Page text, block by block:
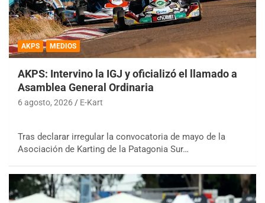
AKPS MEDIOS
AKPS: Intervino la IGJ y oficializó el llamado a
Asamblea General Ordinaria
6 agosto, 2026 E-Kart
Tras declarar irregular la convocatoria de mayo de la
Asociación de Karting de la Patagonia Sur…